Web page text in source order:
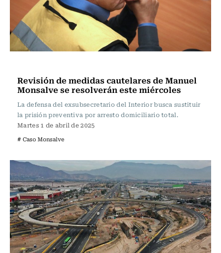
Revisión de medidas cautelares de Manuel
Monsalve se resolverán este miércoles
La defensa del exsubsecretario del Interior busca sustituir
la prisión preventiva por arresto domiciliario total.
Martes 1 de abril de 2025
# Caso Monsalve